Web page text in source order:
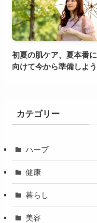
初夏の肌ケア、夏本番に
向けて今から準備しよう
カテゴリー
ハーブ
健康
暮らし
美容